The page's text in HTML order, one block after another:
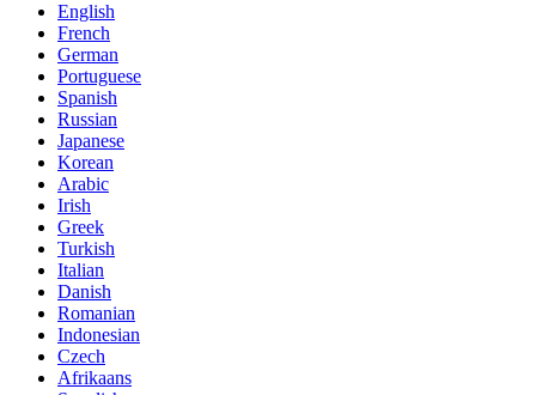
English
French
German
Portuguese
Spanish
Russian
Japanese
Korean
Arabic
Irish
Greek
Turkish
Italian
Danish
Romanian
Indonesian
Czech
Afrikaans